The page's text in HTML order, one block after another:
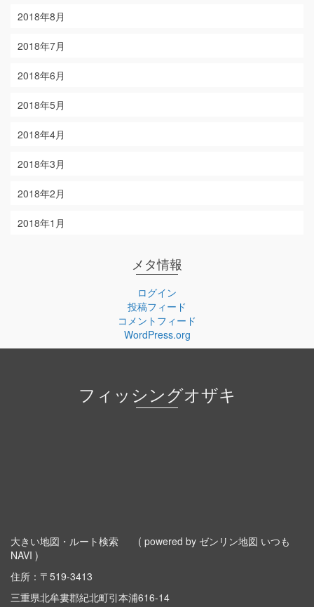
2018年8月
2018年7月
2018年6月
2018年5月
2018年4月
2018年3月
2018年2月
2018年1月
メタ情報
ログイン
投稿フィード
コメントフィード
WordPress.org
フィッシングオザキ
大きい地図・ルート検索
( powered by ゼンリン地図 いつも
NAVI )
住所：〒519-3413
三重県北牟婁郡紀北町引本浦616-14